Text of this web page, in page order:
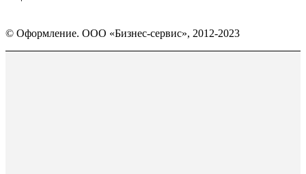
Вконтакте
открывается
в
WhatsApp
открывается
в
Telegram
открывается
в
© Оформление. ООО «Бизнес-сервис», 2012-2023